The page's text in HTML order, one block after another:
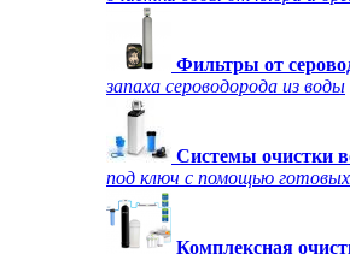
Фильтры от
запаха сероводорода из воды
Системы очистки
под ключ с помощью
Комплексная